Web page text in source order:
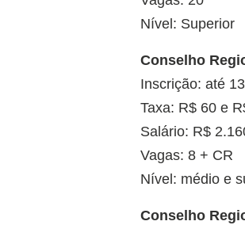
Nível: Superior
Conselho
Inscrição: até
Taxa: R$ 60 e
Salário: R$
Vagas: 8 + CR
Nível: médio e
Conselho